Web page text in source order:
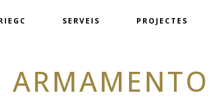
SERVEIS PROJECTES
ARMAMENTO